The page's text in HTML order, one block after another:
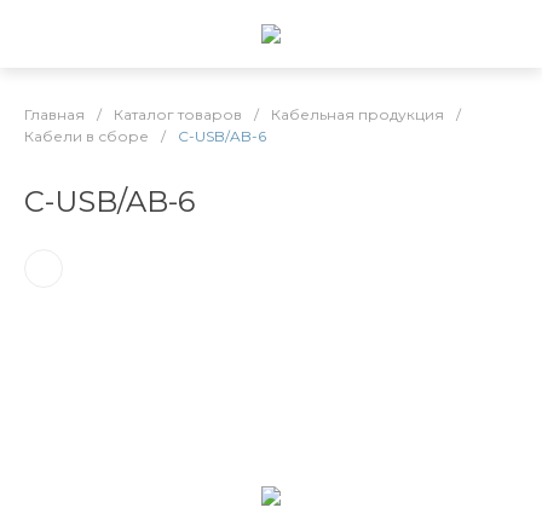
Главная / Каталог товаров / Кабельная продукция
/
Кабели в сборе
/ C-USB/AB-6
C-USB/AB-6